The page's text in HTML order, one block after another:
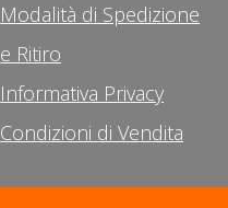
Modalità di Spedizione
e Ritiro
Informativa Privacy
Condizioni di Vendita